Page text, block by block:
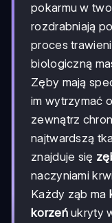
pokarmu w
rozdrabniają
proces
biologiczną
Zęby mają
im wytrzymać
zewnątrz
najtwardszą
znajduje się
naczyniami
Każdy ząb ma
korzeńukryty